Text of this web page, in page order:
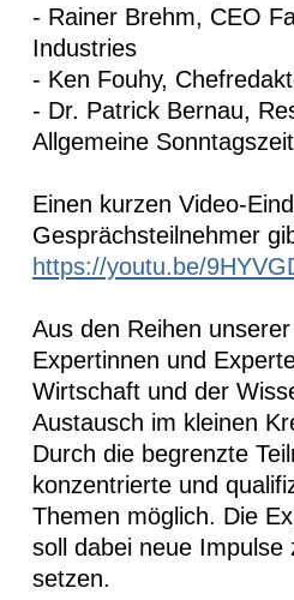
- Rainer Brehm, CEO
Industries
- Ken Fouhy,
- Dr. Patrick Bernau,
Allgemeine
Einen kurzen Video-
Gesprächsteilnehmer
https://youtu.be/
Aus den Reihen
Expertinnen und
Wirtschaft und der
Austausch im kleinen
Durch die begrenzte
konzentrierte und
Themen möglich. Die
soll dabei neue
setzen.